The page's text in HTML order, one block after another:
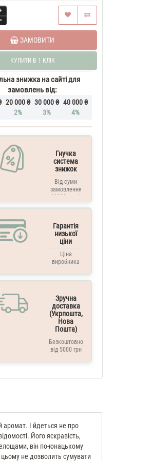
ЗАМОВИТИ
КУПИТИ В 1 КЛІК
знижка на сайті для
замовлень від:
20 000 ₴
2%
30 000 ₴
3%
40 000 ₴
4%
Гнучка
система
знижок
Від суми
замовлення
10000 грн. і
вище
Гарантія
низької
ціни
Ціна
виробника
Зручна
доставка
(Укрпошта,
Нова
Пошта)
Безкоштовно
від 5000 грн
аромат. І йдеться не про
Його яскравість,
він по-юнацькому
не дозволить сумувати